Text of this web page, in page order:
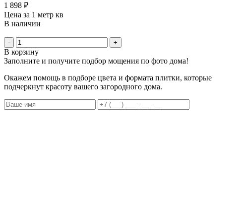
1 898 ₽
Цена за 1 метр кв
В наличии
- +
В корзину
Заполните и получите подбор мощения по фото дома!
Окажем помощь в подборе цвета и формата плитки, которые
подчеркнут красоту вашего загородного дома.